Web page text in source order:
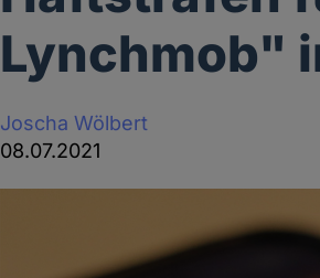
Lynchmob"
Joscha Wölbert
08.07.2021